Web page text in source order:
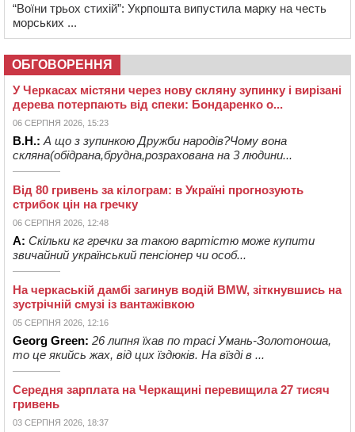
“Воїни трьох стихій”: Укрпошта випустила марку на честь
морських ...
ОБГОВОРЕННЯ
У Черкасах містяни через нову скляну зупинку і вирізані
дерева потерпають від спеки: Бондаренко о...
06 СЕРПНЯ 2026, 15:23
В.Н.: А що з зупинкою Дружби народів?Чому вона
скляна(обідрана,брудна,розрахована на 3 людини...
Від 80 гривень за кілограм: в Україні прогнозують
стрибок цін на гречку
06 СЕРПНЯ 2026, 12:48
А: Скільки кг гречки за такою вартістю може купити
звичайний український пенсіонер чи особ...
На черкаській дамбі загинув водій BMW, зіткнувшись на
зустрічній смузі із вантажівкою
05 СЕРПНЯ 2026, 12:16
Georg Green: 26 липня їхав по трасі Умань-Золотоноша,
то це якийсь жах, від цих їздюків. На вїзді в ...
Середня зарплата на Черкащині перевищила 27 тисяч
гривень
03 СЕРПНЯ 2026, 18:37